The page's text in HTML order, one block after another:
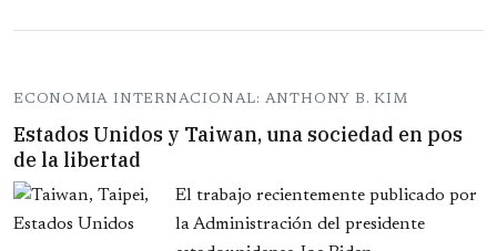
ECONOMIA INTERNACIONAL: ANTHONY B. KIM
Estados Unidos y Taiwan, una sociedad en pos
de la libertad
El trabajo recientemente publicado por
la Administración del presidente